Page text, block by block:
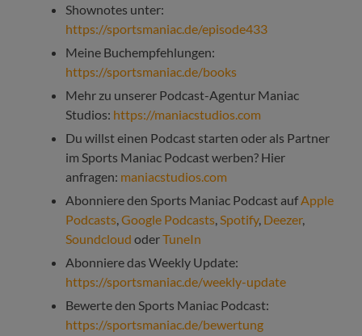
Shownotes unter:
https://sportsmaniac.de/episode433
Meine Buchempfehlungen:
https://sportsmaniac.de/books
Mehr zu unserer Podcast-Agentur Maniac
Studios: https://maniacstudios.com
Du willst einen Podcast starten oder als Partner
im Sports Maniac Podcast werben? Hier
anfragen: maniacstudios.com
Abonniere den Sports Maniac Podcast auf Apple
Podcasts ,Google Podcasts Spotify, Deezer,
Soundcloud oderTuneIn
Abonniere das Weekly Update:
https://sportsmaniac.de/weekly-update
Bewerte den Sports Maniac Podcast:
https://sportsmaniac.de/bewertung